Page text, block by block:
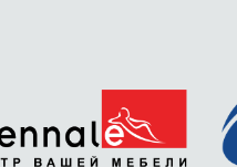
зводимо до
щоб ви могли